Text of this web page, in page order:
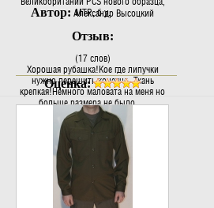
MTP, б.у.
Автор: Александр Высоцкий
Отзыв:
(17 слов)
Хорошая рубашка!Кое где липучки
нужно перешить конечно .Ткань
крепкая!Немного маловата на меня но
больше размера не было.....
Оценка: